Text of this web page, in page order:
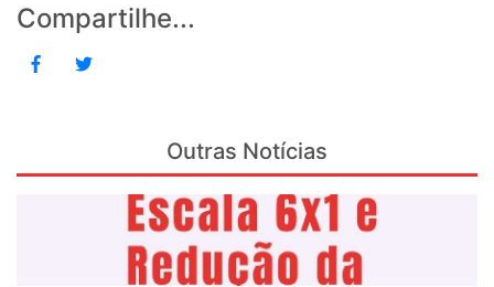
Compartilhe...
Outras Notícias